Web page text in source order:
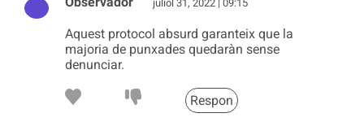
juliol 31, 2022 | 09:15
Aquest protocol absurd garanteix que la
majoria de punxades quedaràn sense
denunciar.
Respon